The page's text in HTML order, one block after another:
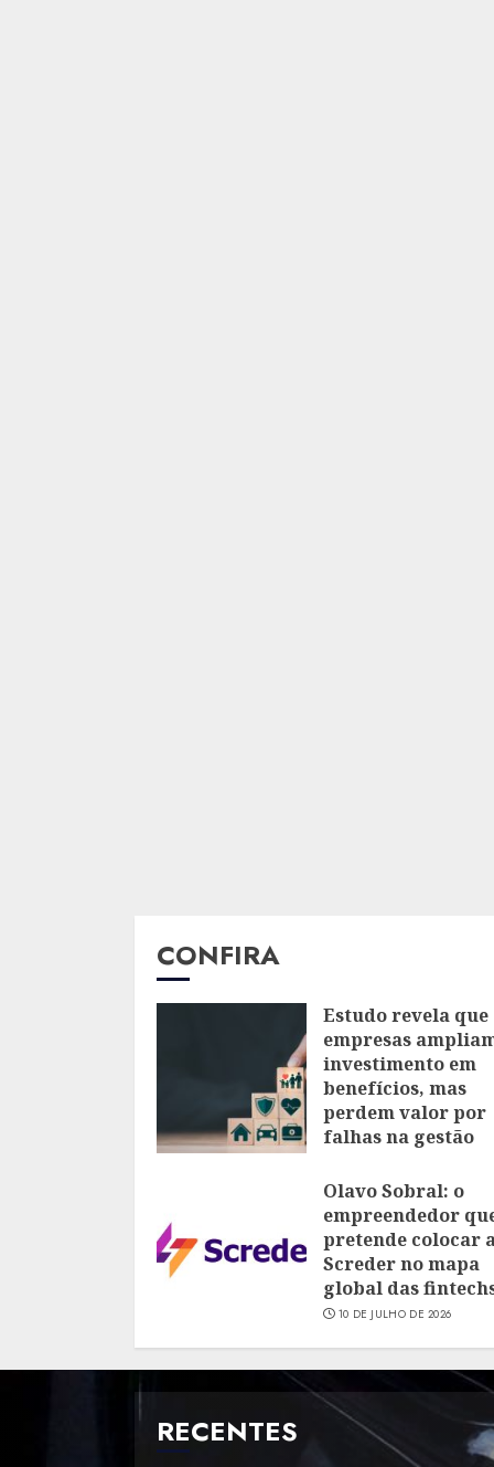
CONFIRA
Estudo revela que
empresas
investimento em
benefícios, mas
perdem valor por
falhas na gestão
Olavo Sobral: o
empreendedor
pretende colocar
Screder no mapa
global das
10 DE JULHO DE 2026
RECENTES